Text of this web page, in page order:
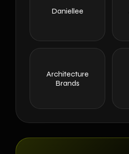
Daniellee
Architecture
Brands